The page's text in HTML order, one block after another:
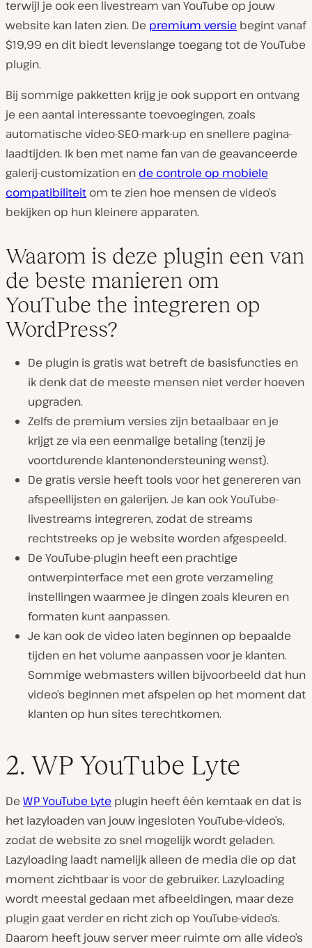
terwijl je ook een livestream van YouTube op jouw
website kan laten zien. De premium versie begint vanaf
$19,99 en dit biedt levenslange toegang tot de YouTube
plugin.
Bij sommige pakketten krijg je ook support en ontvang
je een aantal interessante toevoegingen, zoals
automatische video-SEO-mark-up en snellere pagina-
laadtijden. Ik ben met name fan van de geavanceerde
galerij-customization en de controle op mobiele
compatibiliteit om te zien hoe mensen de video’s
bekijken op hun kleinere apparaten.
Waarom is deze plugin een van
de beste manieren om
YouTube the integreren op
WordPress?
De plugin is gratis wat betreft de basisfuncties en
ik denk dat de meeste mensen niet verder hoeven
upgraden.
Zelfs de premium versies zijn betaalbaar en je
krijgt ze via een eenmalige betaling (tenzij je
voortdurende klantenondersteuning wenst).
De gratis versie heeft tools voor het genereren van
afspeellijsten en galerijen. Je kan ook YouTube-
livestreams integreren, zodat de streams
rechtstreeks op je website worden afgespeeld.
De YouTube-plugin heeft een prachtige
ontwerpinterface met een grote verzameling
instellingen waarmee je dingen zoals kleuren en
formaten kunt aanpassen.
Je kan ook de video laten beginnen op bepaalde
tijden en het volume aanpassen voor je klanten.
Sommige webmasters willen bijvoorbeeld dat hun
video’s beginnen met afspelen op het moment dat
klanten op hun sites terechtkomen.
2. WP YouTube Lyte
De WP YouTube Lyte plugin heeft één kerntaak en dat is
het lazyloaden van jouw ingesloten YouTube-video’s,
zodat de website zo snel mogelijk wordt geladen.
Lazyloading laadt namelijk alleen de media die op dat
moment zichtbaar is voor de gebruiker. Lazyloading
wordt meestal gedaan met afbeeldingen, maar deze
plugin gaat verder en richt zich op YouTube-video’s.
Daarom heeft jouw server meer ruimte om alle video’s